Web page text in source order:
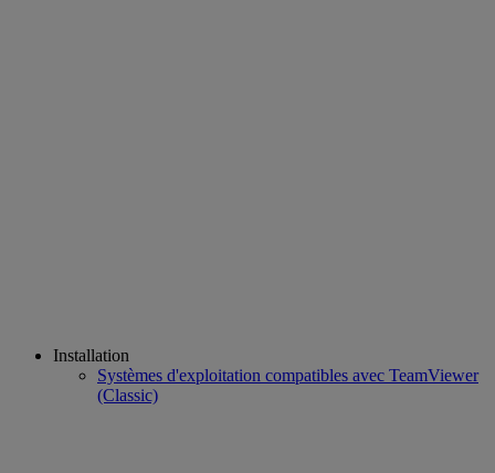
Installation
Systèmes d'exploitation compatibles avec TeamViewer
(Classic)